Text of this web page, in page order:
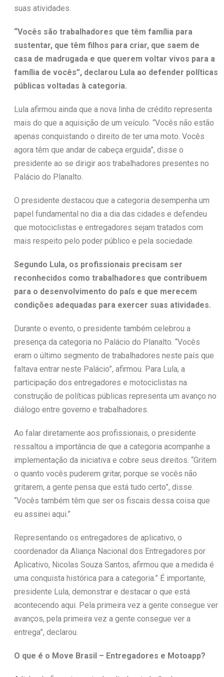
suas atividades.
“Vocês são trabalhadores que têm família para
sustentar, que têm filhos para criar, que saem de
casa de madrugada e que querem voltar vivos para a
família de vocês”, declarou Lula ao defender políticas
públicas voltadas à categoria.
Lula afirmou ainda que a nova linha de crédito representa
mais do que a aquisição de um veículo. “Vocês não estão
apenas conquistando o direito de ter uma moto. Vocês
agora têm que andar de cabeça erguida”, disse o
presidente ao se dirigir aos trabalhadores presentes no
Palácio do Planalto.
O presidente destacou que a categoria desempenha um
papel fundamental no dia a dia das cidades e defendeu
que motociclistas e entregadores sejam tratados com
mais respeito pelo poder público e pela sociedade.
Segundo Lula, os profissionais precisam ser
reconhecidos como trabalhadores que contribuem
para o desenvolvimento do país e que merecem
condições adequadas para exercer suas atividades.
Durante o evento, o presidente também celebrou a
presença da categoria no Palácio do Planalto. “Vocês
eram o último segmento de trabalhadores neste país que
faltava entrar neste Palácio”, afirmou. Para Lula, a
participação dos entregadores e motociclistas na
construção de políticas públicas representa um avanço no
diálogo entre governo e trabalhadores.
Ao falar diretamente aos profissionais, o presidente
ressaltou a importância de que a categoria acompanhe a
implementação da iniciativa e cobre seus direitos. “Gritem
o quanto vocês puderem gritar, porque se vocês não
gritarem, a gente pensa que está tudo certo”, disse.
“Vocês também têm que ser os fiscais dessa coisa que
eu assinei aqui.”
Representando os entregadores de aplicativo, o
coordenador da Aliança Nacional dos Entregadores por
Aplicativo, Nicolas Souza Santos, afirmou que a medida é
uma conquista histórica para a categoria.” É importante,
presidente Lula, demonstrar e destacar o que está
acontecendo aqui. Pela primeira vez a gente consegue ver
avanços, pela primeira vez a gente consegue ver a
entrega”, declarou.
O que é o Move Brasil – Entregadores e Motoapp?